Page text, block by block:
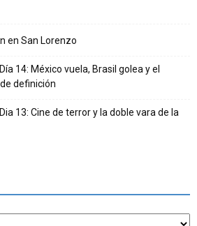
en San Lorenzo
14: México vuela, Brasil golea y el
definición
13: Cine de terror y la doble vara de la